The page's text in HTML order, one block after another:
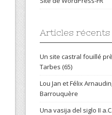
Articles récents
Un site castral fouillé
Tarbes (65)
Lou Jan et Félix
Barrouquère
Una vasija del siglo II